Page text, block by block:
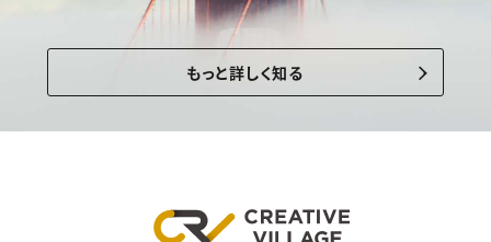
もっと詳しく知る